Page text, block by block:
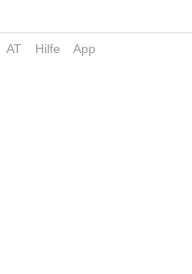
AT Hilfe App